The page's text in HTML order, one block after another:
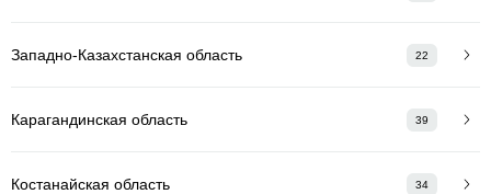
Западно-Казахстанская область 22
Карагандинская область 39
Костанайская область 34